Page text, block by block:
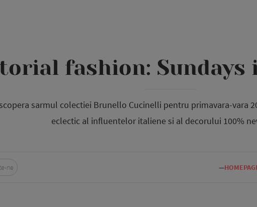
fashion: Sundays
sarmul colectiei Brunello Cucinelli pentru primavara-vara
eclectic al influentelor italiene si al decorului 100%
—
ne